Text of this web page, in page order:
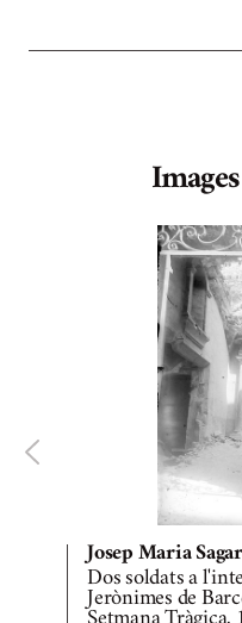
Josep Maria
Dos soldats a
Jerònimes de